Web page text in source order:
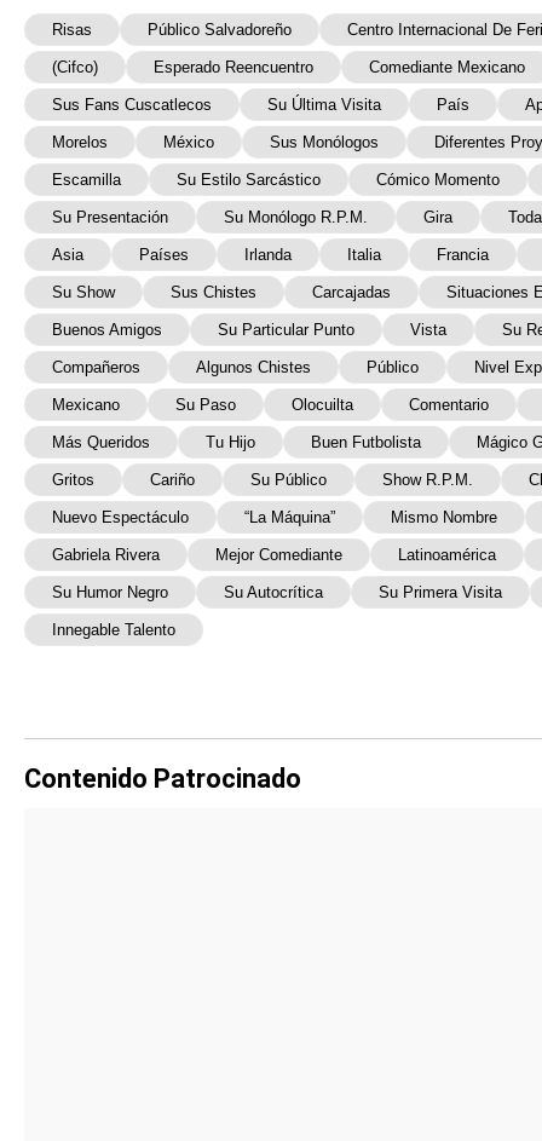
Risas Público Salvadoreño Centro Internacional De
(Cifco) Esperado Reencuentro Comediante Mexicano
Sus Fans Cuscatlecos Su Última Visita País
Morelos México Sus Monólogos Diferentes
Escamilla Su Estilo Sarcástico Cómico Momento
Su Presentación Su Monólogo R.P.M. Gira
Asia Países Irlanda Italia Francia
Su Show Sus Chistes Carcajadas Situaciones
Buenos Amigos Su Particular Punto Vista Su
Compañeros Algunos Chistes Público Nivel
Mexicano Su Paso Olocuilta Comentario
Más Queridos Tu Hijo Buen Futbolista Mágico
Gritos Cariño Su Público Show R.P.M.
Nuevo Espectáculo “la Máquina” Mismo Nombre
Gabriela Rivera Mejor Comediante Latinoamérica
Su Humor Negro Su Autocrítica Su Primera Visita
Innegable Talento
Contenido Patrocinado